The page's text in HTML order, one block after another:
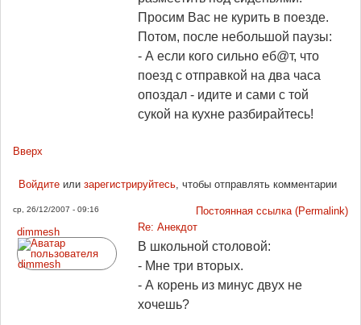
Просим Вас не курить в поезде.
Потом, после небольшой паузы:
- А если кого сильно еб@т, что
поезд с отправкой на два часа
опоздал - идите и сами с той
сукой на кухне разбирайтесь!
Вверх
Войдитеили зарегистрируйтесь, чтобы отправлять комментарии
ср, 26/12/2007 - 09:16
Постоянная ссылка (Permalink)
dimmesh
Re: Анекдот
В школьной столовой:
- Мне три вторых.
- А корень из минус двух не
хочешь?